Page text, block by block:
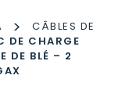
>
CÂBLES DE
DE CHARGE
DE BLÉ – 2